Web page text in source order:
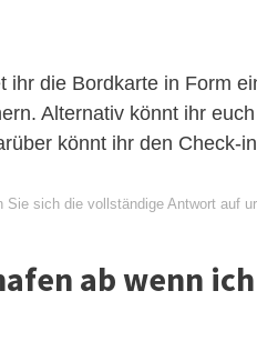
ihr die Bordkarte in Form
Alternativ könnt ihr
könnt ihr den Check-
Sie sich die vollständige Antwort auf
ab wenn